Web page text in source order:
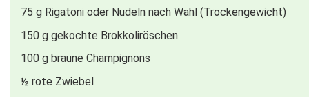
75 g Rigatoni oder Nudeln nach Wahl (Trockengewicht)
150 g gekochte Brokkoliröschen
100 g braune Champignons
½ rote Zwiebel